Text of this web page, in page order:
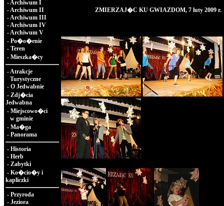
-Archiwum I
-Archiwum II
-Archiwum III
-Archiwum IV
-Archiwum V
- Po�o�enie
- Teren
- Mieszka�cy
-Atrakcje
Turystyczne
- O Jedwabnie
- Zdj�cia
Jedwabna
- Miejscowo�ci
w gminie
- Ma�ga
- Panorama
- Historia
- Herb
- Zabytki
- Ko�cio�y i
kapliczki
- Przyroda
- Jeziora
ZMIERZAJ�C KU GWIAZDOM, 7 luty 2009 r.